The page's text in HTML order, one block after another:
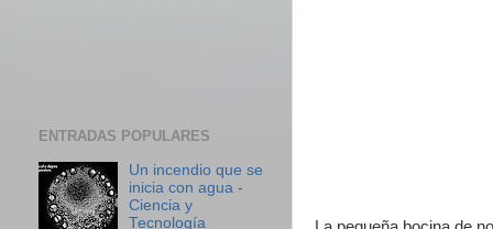
ENTRADAS POPULARES
Un incendio que se
inicia con agua -
Ciencia y
Tecnología